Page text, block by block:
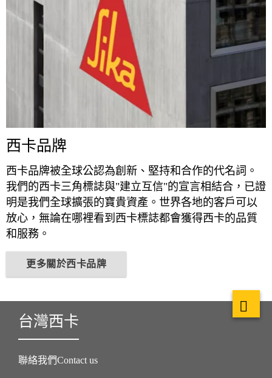
西卡品牌
西卡品牌被全球公認為創新、堅持和合作的代名詞。
我們的西卡三角標誌與"建立互信"的宣言相結合，已證
明是我們全球擴張的寶貴資產。世界各地的客戶可以
放心，無論在哪裡看到西卡標誌都會獲得西卡的品質
和服務。
更多關於西卡品牌
台灣西卡
聯絡我們Contact us